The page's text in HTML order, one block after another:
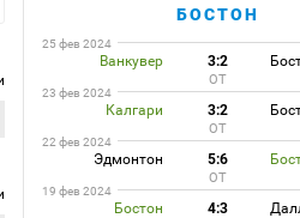
БОСТОН
25 фев 2024
Ванкувер 3:2
ОТ
23 фев 2024
Калгари 3:2
ОТ
22 фев 2024
Эдмонтон 5:6
ОТ
19 фев 2024
Бостон 4:3